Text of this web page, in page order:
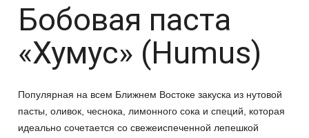
Бобовая паста
«Хумус» (Humus)
Популярная на всем Ближнем Востоке закуска из нутовой
пасты, оливок, чеснока, лимонного сока и специй, которая
идеально сочетается со свежеиспеченной лепешкой